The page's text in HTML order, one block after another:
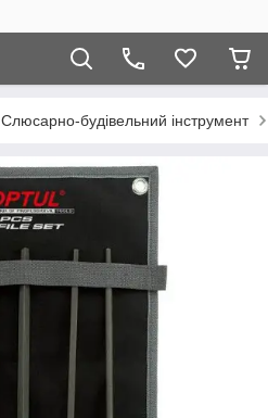
Слюсарно-будівельний інструмент